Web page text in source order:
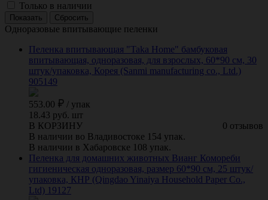
Только в наличии
Одноразовые впитывающие пеленки
Пеленка впитывающая "Taka Home" бамбуковая
впитывающая, одноразовая, для взрослых, 60*90 см, 30
штук/упаковка, Корея (Sanmi manufacturing co., Ltd.)
905149
553.00 / упак
18.43 руб. шт
0 отзывов
В КОРЗИНУ
В наличии во Владивостоке 154 упак.
В наличии в Хабаровске 108 упак.
Пеленка для домашних животных Вианг Комореби
гигиеническая одноразовая, размер 60*90 см, 25 штук/
упаковка, КНР (Qingdao Yinaiya Household Paper Co.,
Ltd) 19127